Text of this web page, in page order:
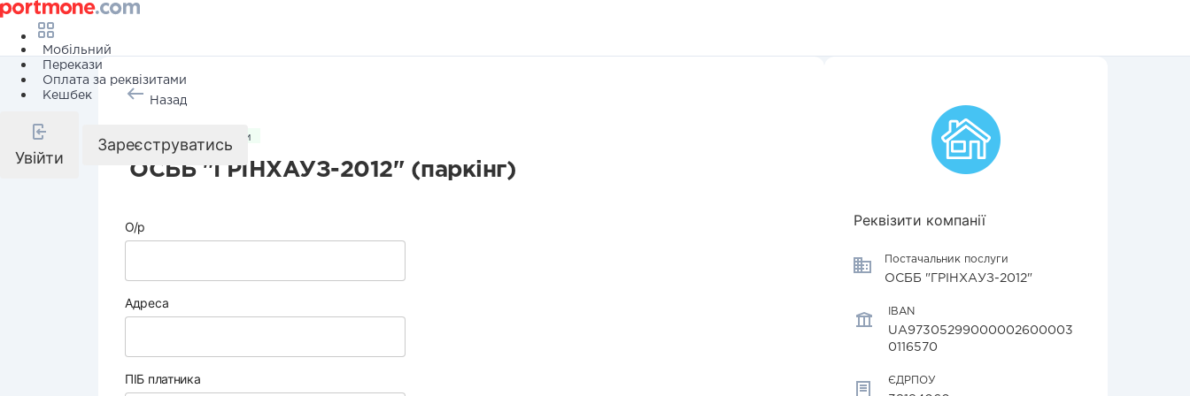
Мобільний
Перекази
Оплата за реквізитами
Кешбек
Увійти
Зареєструватись
Назад
Комунальні послуги
ОСББ "ГРІНХАУЗ-2012" (паркінг)
О/р
Адреса
ПІБ платника
Реквізити компанії
Постачальник послуги
ОСББ "ГРІНХАУЗ-2012"
IBAN
UA97305299000002600003
0116570
ЄДРПОУ